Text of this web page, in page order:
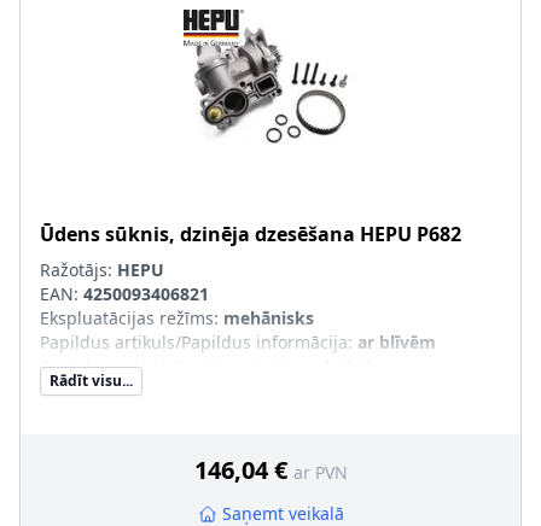
Ūdens sūknis, dzinēja dzesēšana HEPU P682
Ražotājs: HEPU
EAN: 4250093406821
Ekspluatācijas režīms: mehānisks
Papildus artikuls/Papildus informācija: ar blīvēm
Papildu artikuls/Papildu info 2
temperatūras devēju, ar termovadības moduli
Ūdenssūkņa lāpstiņrata materiāls
:Metāls
Rādīt visu...
146,04 € ar PVN
Saņemt veikalā